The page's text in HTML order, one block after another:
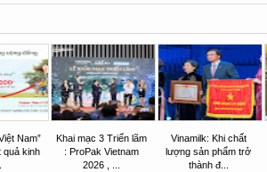
Nam”
quả kinh
Khai mạc 3 Triển lãm
: ProPak Vietnam
2026 , ...
Vinamilk: Khi chất
lượng sản phẩm trở
thành đ...